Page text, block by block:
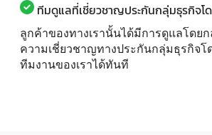
ทีมดูแลที่เชี่ยวชาญประกันกลุ่มธุรกิจโ
ลูกค้าของทางเรานั้นได้มีการดูแลโดย
ความเชี่ยวชาญทางประกันกลุ่มธุรกิจโ
ทีมงานของเราได้ทันที